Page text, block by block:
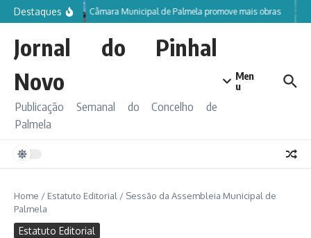
Ir para o conteúdo
Destaques Câmara Municipal de Palmela promove mais obras
Jornal do Pinhal
Novo
Publicação Semanal do Concelho de
Palmela
Men
u
Home / Estatuto Editorial / Sessão da Assembleia Municipal de
Palmela
Estatuto Editorial